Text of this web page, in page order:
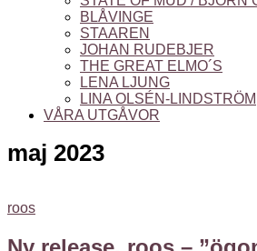
BLÅVINGE
STAAREN
JOHAN RUDEBJER
THE GREAT ELMO´S
LENA LJUNG
LINA OLSÉN-LINDSTRÖM
VÅRA UTGÅVOR
maj 2023
roos